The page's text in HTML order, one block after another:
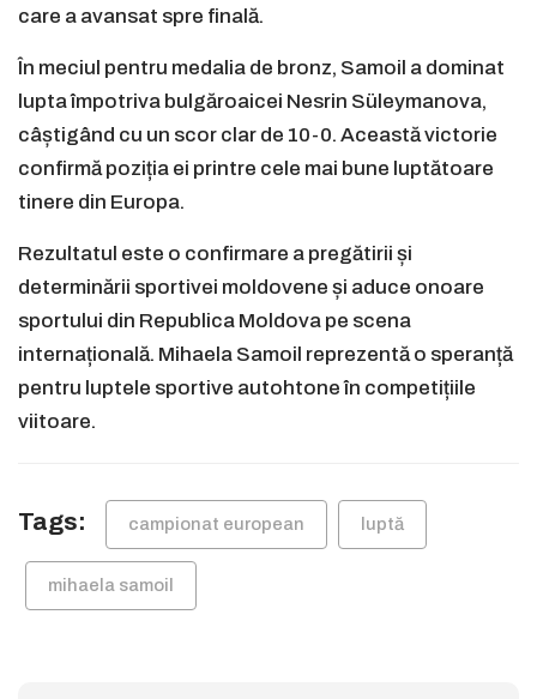
care a avansat spre finală.
În meciul pentru medalia de bronz, Samoil a dominat
lupta împotriva bulgăroaicei Nesrin Süleymanova,
câștigând cu un scor clar de 10-0. Această victorie
confirmă poziția ei printre cele mai bune luptătoare
tinere din Europa.
Rezultatul este o confirmare a pregătirii și
determinării sportivei moldovene și aduce onoare
sportului din Republica Moldova pe scena
internațională. Mihaela Samoil reprezentă o speranță
pentru luptele sportive autohtone în competițiile
viitoare.
Tags: campionat european luptă
mihaela samoil